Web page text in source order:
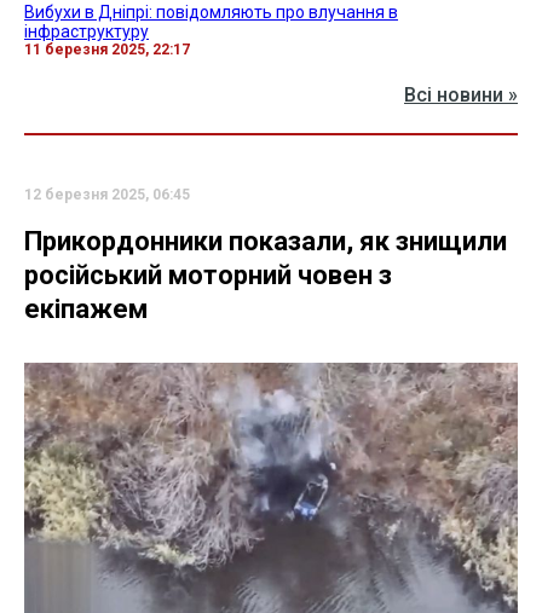
Вибухи в Дніпрі: повідомляють про влучання в
інфраструктуру
11 березня 2025, 22:17
Всі новини »
12 березня 2025, 06:45
Прикордонники показали, як знищили
російський моторний човен з
екіпажем